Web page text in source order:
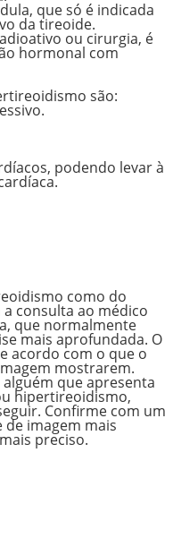
que só é indicada
da tireoide.
ou cirurgia, é
hormonal com
são:
podendo levar à
como do
consulta ao médico
que normalmente
mais aprofundada. O
acordo com o que o
mostrarem.
que apresenta
hipertireoidismo,
Confirme com um
imagem mais
preciso.